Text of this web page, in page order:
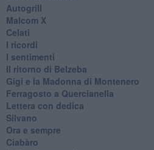
Autogrill
Malcom X
Celati
I ricordi
I sentimenti
Il ritorno di Belzeba
Gigi e la Madonna di Montenero
Ferragosto a Quercianella
Lettera con dedica
Silvano
Ora e sempre
Ciabàro